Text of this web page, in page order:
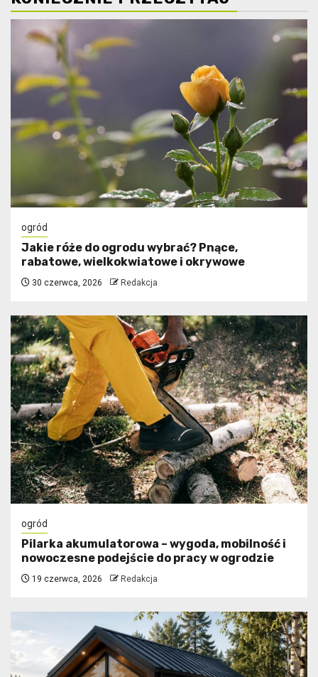
ogród
Jakie róże do ogrodu wybrać? Pnące,
rabatowe, wielkokwiatowe i okrywowe
30 czerwca, 2026 Redakcja
ogród
Pilarka akumulatorowa – wygoda, mobilność i
nowoczesne podejście do pracy w ogrodzie
19 czerwca, 2026 Redakcja